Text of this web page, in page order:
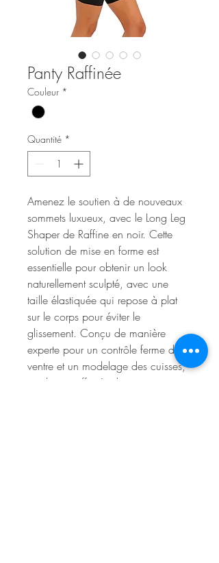
Panty Raffinée
Couleur *
Quantité *
Amenez le soutien à de nouveaux
sommets luxueux, avec le Long Leg
Shaper de Raffine en noir. Cette
solution de mise en forme est
essentielle pour obtenir un look
naturellement sculpté, avec une
taille élastiquée qui repose à plat
sur le corps pour éviter le
glissement. Conçu de manière
experte pour un contrôle ferme du
ventre et un modelage des cuisses,
ce shaper offre également une